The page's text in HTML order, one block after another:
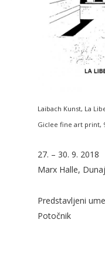
Laibach Kunst, La
Giclee fine art print,
27. – 30. 9. 2018
Marx Halle, Dunaj
Predstavljeni
Potočnik